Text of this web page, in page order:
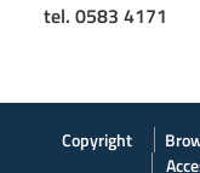
tel. 0583 4171
Copyright